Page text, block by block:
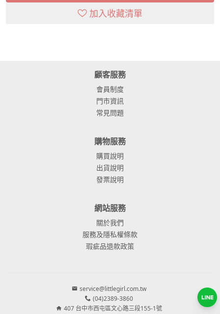
加入收藏清單
顧客服務
會員制度
門市資訊
常見問題
購物服務
購買說明
出貨說明
發票說明
網站服務
關於我們
服務及隱私權條款
瑕疵品退款政策
service@littlegirl.com.tw
(04)2389-3860
407 台中市西屯區文心路三段155-1號